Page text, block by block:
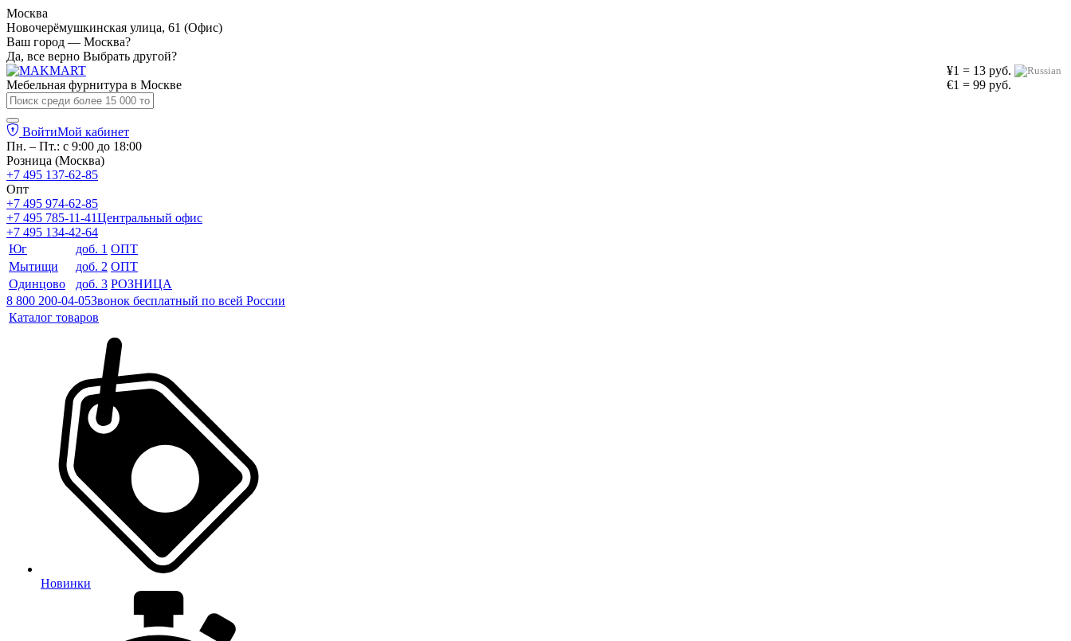
Москва
Новочерёмушкинская улица, 61 (Офис)
Ваш город — Москва?
Да, все верно Выбрать другой?
¥1 = 13 руб.
€1 = 99 руб.
Мебельная фурнитура в Москве
ВойтиМой кабинет
Пн. – Пт.: с 9:00 до 18:00
Розница (Москва)
+7 495 137-62-85
Опт
+7 495 974-62-85
+7 495 785-11-41Центральный офис
+7 495 134-42-64
Юг
доб. 1 ОПТ
Мытищи
доб. 2 ОПТ
Одинцово
доб. 3 РОЗНИЦА
8 800 200-04-05Звонок бесплатный по всей России
Каталог товаров
Новинки